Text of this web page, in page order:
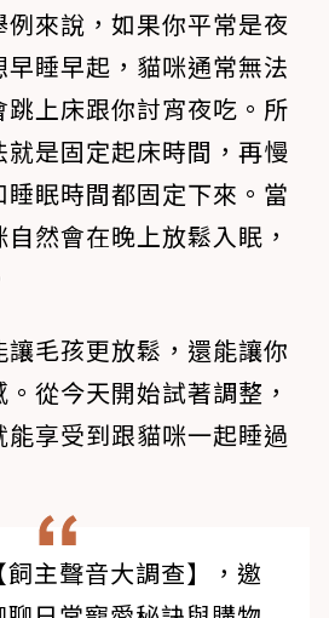
來說，如果你平常是夜
睡早起，貓咪通常無法
上床跟你討宵夜吃。所
是固定起床時間，再慢
眠時間都固定下來。當
然會在晚上放鬆入眠，
毛孩更放鬆，還能讓你
從今天開始試著調整，
享受到跟貓咪一起睡過
主聲音大調查】，邀